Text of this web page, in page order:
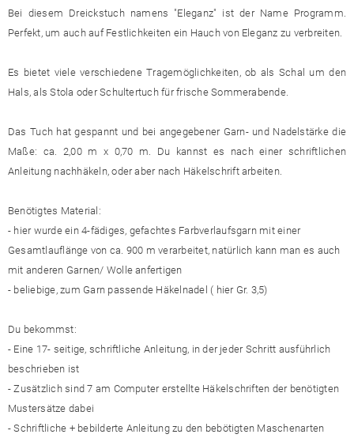
Bei diesem Dreickstuch namens "Eleganz" ist der Name Programm.
Perfekt, um auch auf Festlichkeiten ein Hauch von Eleganz zu verbreiten.
Es bietet viele verschiedene Tragemöglichkeiten, ob als Schal um den
Hals, als Stola oder Schultertuch für frische Sommerabende.
Das Tuch hat gespannt und bei angegebener Garn- und Nadelstärke die
Maße: ca. 2,00 m x 0,70 m. Du kannst es nach einer schriftlichen
Anleitung nachhäkeln, oder aber nach Häkelschrift arbeiten.
Benötigtes Material:
- hier wurde ein 4-fädiges, gefachtes Farbverlaufsgarn mit einer
Gesamtlauflänge von ca. 900 m verarbeitet, natürlich kann man es auch
mit anderen Garnen/ Wolle anfertigen
- beliebige, zum Garn passende Häkelnadel ( hier Gr. 3,5)
Du bekommst:
- Eine 17- seitige, schriftliche Anleitung, in der jeder Schritt ausführlich
beschrieben ist
- Zusätzlich sind 7 am Computer erstellte Häkelschriften der benötigten
Mustersätze dabei
- Schriftliche + bebilderte Anleitung zu den bebötigten Maschenarten